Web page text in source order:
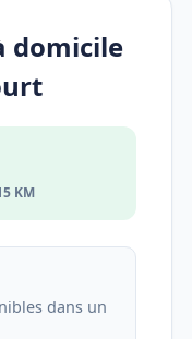
domicile
KM
dans un